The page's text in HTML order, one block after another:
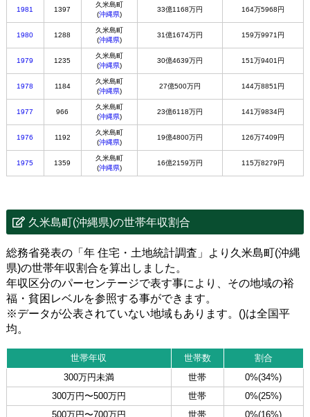
1981 1397
久米島町
(沖縄県)
33億1168万円 164万5968円
1980 1288
久米島町
(沖縄県)
31億1674万円 159万9971円
1979 1235
久米島町
(沖縄県)
30億4639万円 151万9401円
1978 1184
久米島町
(沖縄県)
27億500万円 144万8851円
1977 966
久米島町
(沖縄県)
23億6118万円 141万9834円
1976 1192
久米島町
(沖縄県)
19億4800万円 126万7409円
1975 1359
久米島町
(沖縄県)
16億2159万円 115万8279円
久米島町(沖縄県)の世帯年収割合
総務省発表の「年 住宅・土地統計調査」より久米島町(沖縄
県)の世帯年収割合を算出しました。
年収区分のパーセンテージで表す事により、その地域の裕
福・貧困レベルを参照する事ができます。
※データが公表されていない地域もあります。()は全国平
均。
世帯年収 世帯数
割合
300万円未満
世帯
0%(34%)
300万円〜500万円
世帯
0%(25%)
500万円〜700万円
世帯
0%(16%)